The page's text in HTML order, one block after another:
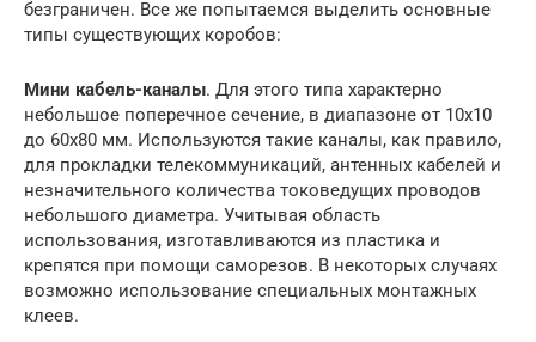
безграничен. Все же попытаемся выделить основные
типы существующих коробов:
Мини кабель-каналы. Для этого типа характерно
небольшое поперечное сечение, в диапазоне от 10х10
до 60х80 мм. Используются такие каналы, как правило,
для прокладки телекоммуникаций, антенных кабелей и
незначительного количества токоведущих проводов
небольшого диаметра. Учитывая область
использования, изготавливаются из пластика и
крепятся при помощи саморезов. В некоторых случаях
возможно использование специальных монтажных
клеев.